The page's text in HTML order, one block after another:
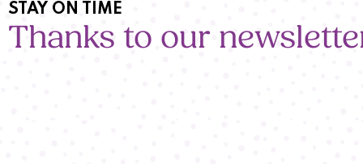
STAY ON TIME
Thanks to our